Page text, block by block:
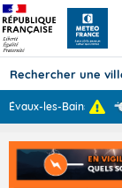
Évaux-les-Bains ...